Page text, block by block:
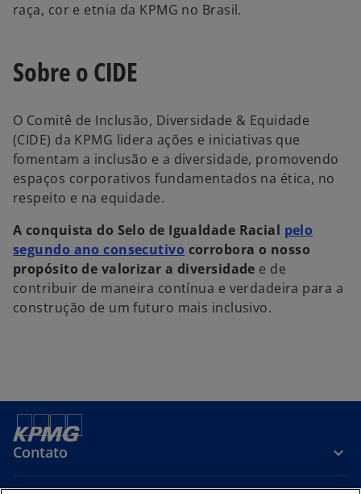
raça, cor e etnia da KPMG no Brasil.
Sobre o CIDE
O Comitê de Inclusão, Diversidade & Equidade
(CIDE) da KPMG lidera ações e iniciativas que
fomentam a inclusão e a diversidade, promovendo
espaços corporativos fundamentados na ética, no
respeito e na equidade.
A conquista do Selo de Igualdade Racial pelo
segundo ano consecutivo corrobora o nosso
propósito de valorizar a diversidade e de
contribuir de maneira contínua e verdadeira para a
construção de um futuro mais inclusivo.
Contato